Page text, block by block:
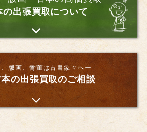
の出張買取について
、版画、骨董は古書象々へー
の出張買取のご相談